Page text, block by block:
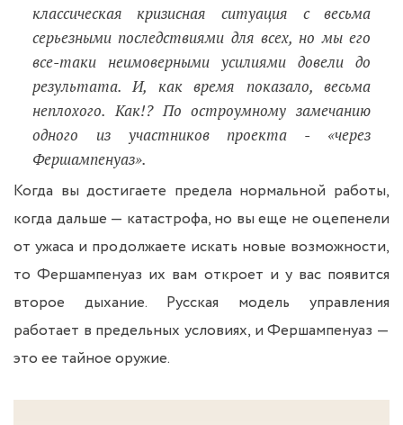
классическая кризисная ситуация с весьма
серьезными последствиями для всех, но мы его
все-таки неимоверными усилиями довели до
результата. И, как время показало, весьма
неплохого. Как!? По остроумному замечанию
одного из участников проекта - «через
Фершампенуаз».
Когда вы достигаете предела нормальной работы,
когда дальше — катастрофа, но вы еще не оцепенели
от ужаса и продолжаете искать новые возможности,
то Фершампенуаз их вам откроет и у вас появится
второе дыхание. Русская модель управления
работает в предельных условиях, и Фершампенуаз —
это ее тайное оружие.